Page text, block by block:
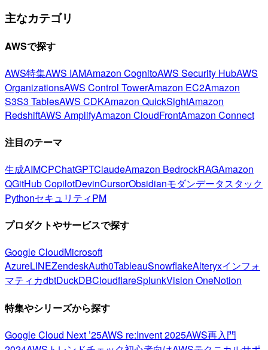
主なカテゴリ
AWSで探す
AWS特集AWS IAMAmazon CognitoAWS Security HubAWS
OrganizationsAWS Control TowerAmazon EC2Amazon
S3S3 TablesAWS CDKAmazon QuickSightAmazon
RedshiftAWS AmplifyAmazon CloudFrontAmazon Connect
注目のテーマ
生成AIMCPChatGPTClaudeAmazon BedrockRAGAmazon
QGitHub CopilotDevinCursorObsidianモダンデータスタック
PythonセキュリティPM
プロダクトやサービスで探す
Google CloudMicrosoft
AzureLINEZendeskAuth0TableauSnowflakeAlteryxインフォ
マティカdbtDuckDBCloudflareSplunkVision OneNotion
特集やシリーズから探す
Google Cloud Next ’25AWS re:Invent 2025AWS再入門